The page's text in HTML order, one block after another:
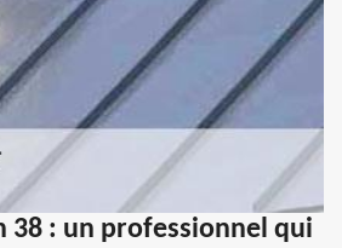
38 : un professionnel qui